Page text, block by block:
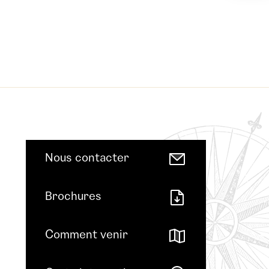
Nous contacter
Brochures
Comment venir